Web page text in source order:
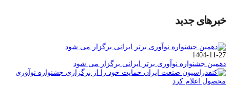
خبرهای جدید
1404-11-27
دهمین جشنواره نوآوری برتر ایرانی برگزار می شود